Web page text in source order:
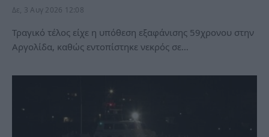
Δε, 3 Αυγ 2026 12:08
Τραγικό τέλος είχε η υπόθεση εξαφάνισης 59χρονου στην
Αργολίδα, καθώς εντοπίστηκε νεκρός σε…